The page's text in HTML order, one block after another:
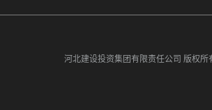
河北建设投资集团有限责任公司 版权所